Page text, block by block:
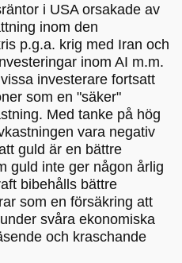
i USA orsakade av
inom den
p.g.a. krig med Iran och
inom AI m.m.
investerare fortsatt
som en "säker"
Med tanke på hög
vara negativ
guld är en bättre
guld inte ger någon årlig
bibehålls bättre
som en försäkring att
svåra ekonomiska
och kraschande